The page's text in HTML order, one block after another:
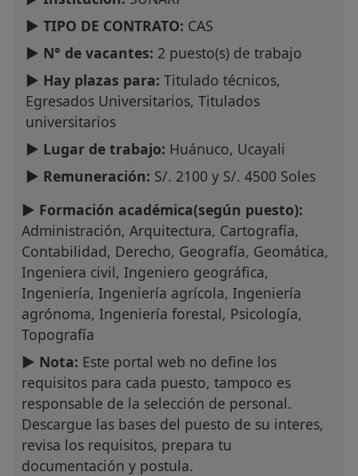
► TIPO DE CONTRATO: CAS
► N° de vacantes: 2 puesto(s) de trabajo
► Hay plazas para: Titulado técnicos,
Egresados Universitarios, Titulados
universitarios
► Lugar de trabajo: Huánuco, Ucayali
► Remuneración: S/. 2100 y S/. 4500 Soles
► Formación académica(según puesto):
Administración, Arquitectura, Cartografía,
Contabilidad, Derecho, Geografía, Geomática,
Ingeniera civil, Ingeniero geográfica,
Ingeniería, Ingeniería agrícola, Ingeniería
agrónoma, Ingeniería forestal, Psicología,
Topografía
► Nota: Este portal web no define los
requisitos para cada puesto, tampoco es
responsable de la selección de personal.
Descargue las bases del puesto de su interes,
revisa los requisitos, prepara tu
documentación y postula.